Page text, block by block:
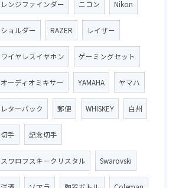
レンジファインダー ニコン Nikon
ショルダー RAZER レイザー
ワイヤレスイヤホン ゲーミングセット
オーディオミキサー YAMAHA ヤマハ
レターパック 郵便 WHISKEY 白州
切手 記念切手
スワロフスキークリスタル Swarovski